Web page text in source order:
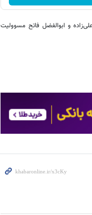
و ابوالفضل فاتح مسوولیت